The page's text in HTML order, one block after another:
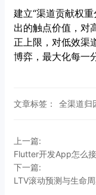
建立“渠道贡献权
出的触点价值，对
正上限，对低效渠
博弈，最大化每一
文章标签： 全渠道归
上一篇:
Flutter开发App怎么
下一篇:
LTV滚动预测与生命周期算